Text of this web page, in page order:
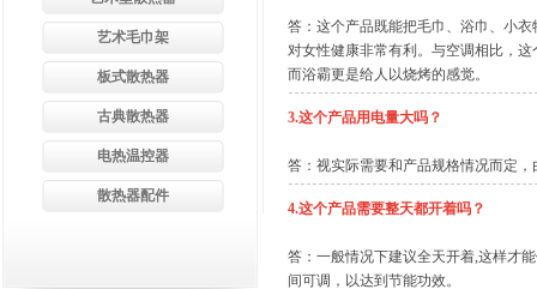
艺术毛巾架
板式散热器
古典散热器
电热温控器
散热器配件
答：这个产品既能把毛巾、浴巾、小
对女性健康非常有利。与空调相比，
而浴霸更是给人以烧烤的感觉。
3.这个产品用电量大吗？
答：视实际需要和产品规格情况而定，
4.这个产品需要整天都开着吗？
答：一般情况下建议全天开着,这样才
间可调，以达到节能功效。